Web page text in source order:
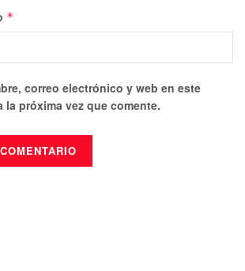
*
correo electrónico y web en este
la próxima vez que comente.